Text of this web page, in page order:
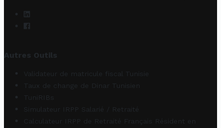
Autres Outils
Validateur de matricule fiscal Tunisie
Taux de change de Dinar Tunisien
TuniRIBs
Simulateur IRPP Salarié / Retraité
Calculateur IRPP de Retraité Français Résident en